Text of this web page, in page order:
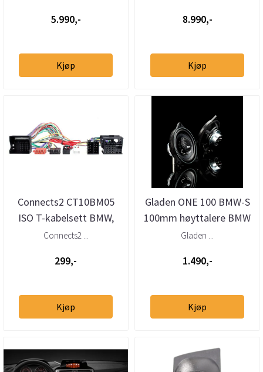
5.990,-
Kjøp
8.990,-
Kjøp
Connects2 CT10BM05
ISO T-kabelsett BMW,
Mini (2009–>)
Connects2 ...
299,-
Kjøp
Gladen ONE 100 BMW-S
100mm høyttalere BMW
Gladen ...
1.490,-
Kjøp